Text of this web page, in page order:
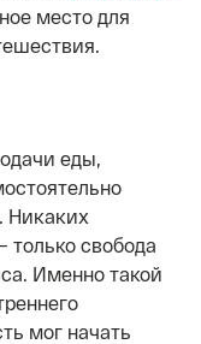
место для
еды,
Никаких
только свобода
Именно такой
мог начать